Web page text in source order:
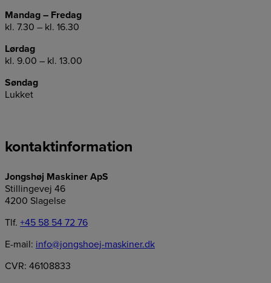
Mandag – Fredag
kl. 7.30 – kl. 16.30
Lørdag
kl. 9.00 – kl. 13.00
Søndag
Lukket
kontaktinformation
Jongshøj Maskiner ApS
Stillingevej 46
4200 Slagelse
Tlf. +45 58 54 72 76
E-mail: info@jongshoej-maskiner.dk
CVR: 46108833